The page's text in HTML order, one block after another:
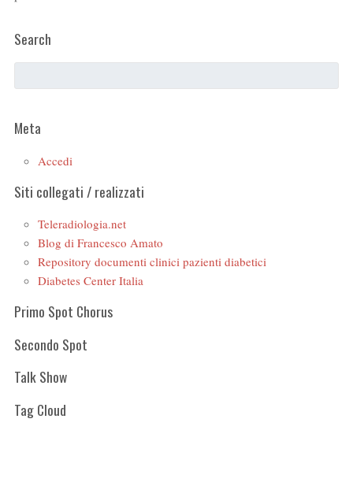
Search
Meta
Accedi
Siti collegati / realizzati
Teleradiologia.net
Blog di Francesco Amato
Repository documenti clinici pazienti diabetici
Diabetes Center Italia
Primo Spot Chorus
Secondo Spot
Talk Show
Tag Cloud